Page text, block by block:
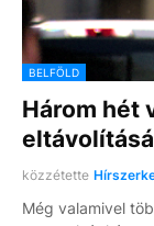
BELFÖLD
Három hét
közzétette
Még valamivel